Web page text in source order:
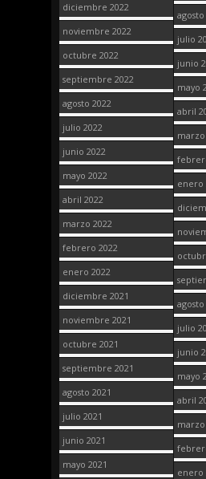
diciembre 2022
noviembre 2022
octubre 2022
septiembre 2022
agosto 2022
julio 2022
junio 2022
mayo 2022
abril 2022
marzo 2022
febrero 2022
enero 2022
diciembre 2021
noviembre 2021
octubre 2021
septiembre 2021
agosto 2021
julio 2021
junio 2021
mayo 2021
agosto
julio
junio
mayo
abril
marzo
enero
agosto
julio
junio
mayo
abril
marzo
enero